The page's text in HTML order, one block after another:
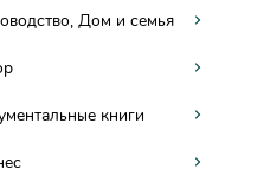
Дом и семья
книги